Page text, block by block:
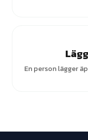
En person lägger